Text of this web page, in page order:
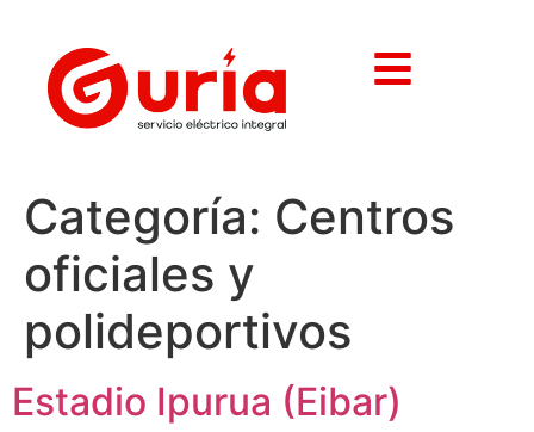
Categoría: Centros
oficiales y
polideportivos
Estadio Ipurua (Eibar)